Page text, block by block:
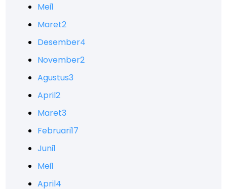
Mei1
Maret2
Desember4
November2
Agustus3
April2
Maret3
Februari17
Juni1
Mei1
April4